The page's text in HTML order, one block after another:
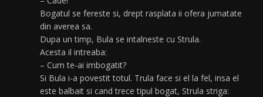
Bogatul se fereste si, drept rasplata ii ofera jumatate
din averea sa.
Dupa un timp, Bula se intalneste cu Strula.
Acesta il intreaba:
– Cum te-ai imbogatit?
Si Bula i-a povestit totul. Trula face si el la fel, insa el
este balbait si cand trece tipul bogat, Strula striga: